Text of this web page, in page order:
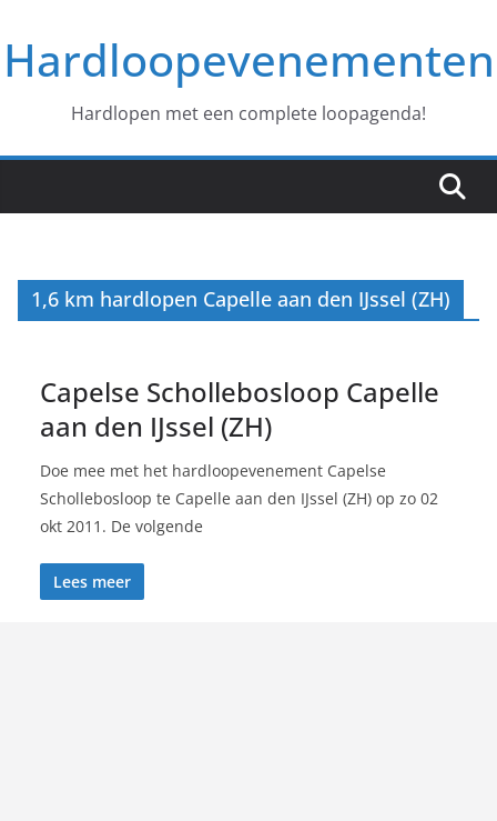
naar
deHardloopevenementen
Hardlopen met een complete loopagenda!
1,6 km hardlopen Capelle aan den IJssel (ZH)
Capelse Schollebosloop Capelle
aan den IJssel (ZH)
Doe mee met het hardloopevenement Capelse
Schollebosloop te Capelle aan den IJssel (ZH) op zo 02
okt 2011. De volgende
Lees meer